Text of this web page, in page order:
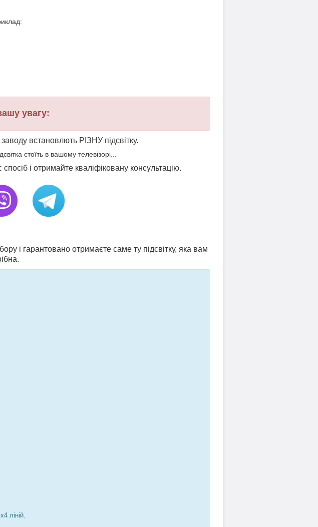
увагу:
встановлють РІЗНУ підсвітку.
стоїть в вашому телевізорі...
і отримайте кваліфіковану консультацію.
і гарантовано отримаєте саме ту підсвітку, яка вам
ліній.